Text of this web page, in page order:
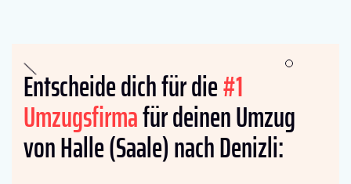
Entscheide dich für die#1
Umzugsfirmafür deinen Umzug
von Halle (Saale) nach Denizli: